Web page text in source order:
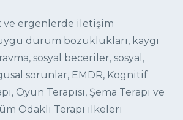
ve ergenlerde iletişim
durum bozuklukları, kaygı
sosyal beceriler, sosyal,
sorunlar, EMDR, Kognitif
Oyun Terapisi, Şema Terapi ve
Odaklı Terapi ilkeleri